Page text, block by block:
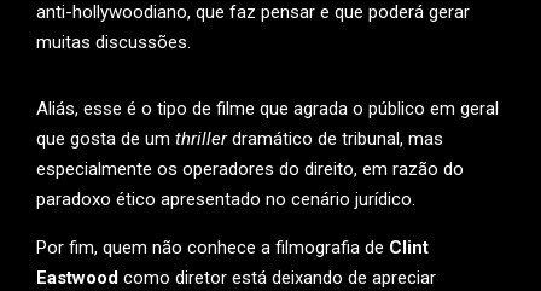
anti-hollywoodiano, que faz pensar e que poderá gerar
muitas discussões.
Aliás, esse é o tipo de filme que agrada o público em geral
que gosta de um thrillerdramático de tribunal, mas
especialmente os operadores do direito, em razão do
paradoxo ético apresentado no cenário jurídico.
Por fim, quem não conhece a filmografia de Clint
Eastwood como diretor está deixando de apreciar